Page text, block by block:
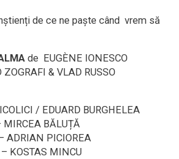
de ce ne paște când vrem să
de EUGÈNE IONESCO
ZOGRAFI & VLAD RUSSO
/ EDUARD BURGHELEA
MIRCEA BĂLUȚĂ
ADRIAN PICIOREA
KOSTAS MINCU